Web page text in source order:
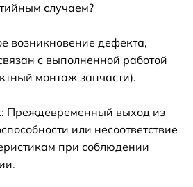
случаем?
возникновение дефекта,
с выполненной работой
монтаж запчасти).
Преждевременный выход из
или несоответствие
при соблюдении